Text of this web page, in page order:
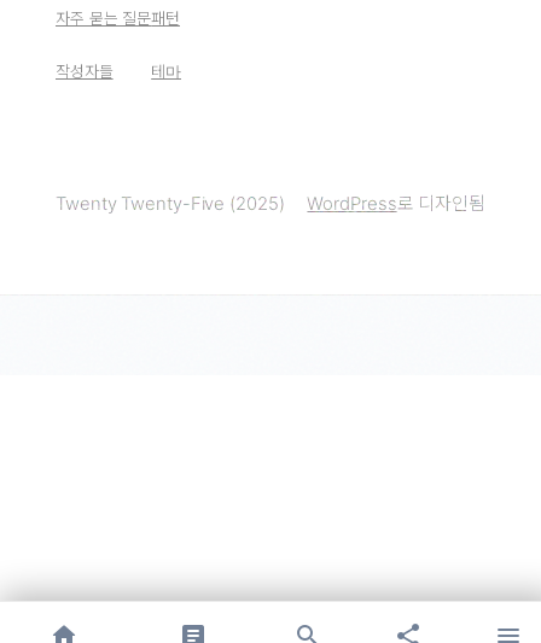
자주 묻는 질문
작성자들
패턴
테마
Twenty Twenty-Five (2025) WordPress로 디자인됨
home article search share menu